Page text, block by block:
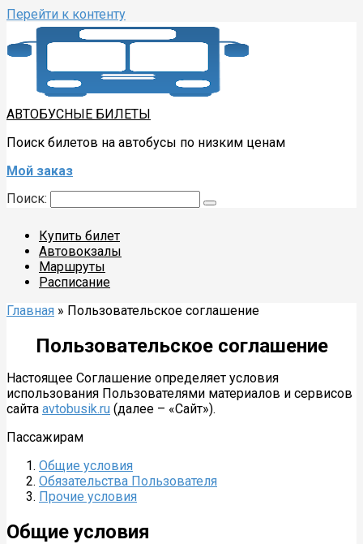
Перейти к контенту
АВТОБУСНЫЕ БИЛЕТЫ
Поиск билетов на автобусы по низким ценам
Мой заказ
Поиск:
Купить билет
Автовокзалы
Маршруты
Расписание
Главная » Пользовательское соглашение
Пользовательское соглашение
Настоящее Соглашение определяет условия
использования Пользователями материалов и сервисов
сайта avtobusik.ru (далее – «Сайт»).
Пассажирам
Общие условия
Обязательства Пользователя
Прочие условия
Общие условия